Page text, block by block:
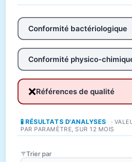
Conformité bactériologique
Conformité physico-
❌Références de qualité
🧪 RÉSULTATS D'ANALYSES
·
PAR PARAMÈTRE, SUR 12 MOIS
Trier par